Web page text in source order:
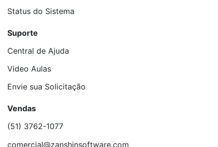
Status do Sistema
Suporte
Central de Ajuda
Video Aulas
Envie sua Solicitação
Vendas
(51) 3762-1077
comercial@zanshinsoftware.com